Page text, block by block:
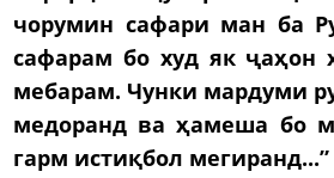
чорумин сафари ман ба
сафарам бо худ як ҷаҳон
мебарам. Чунки мардуми
медоранд ва ҳамеша бо
гарм истиқбол мегиранд...”